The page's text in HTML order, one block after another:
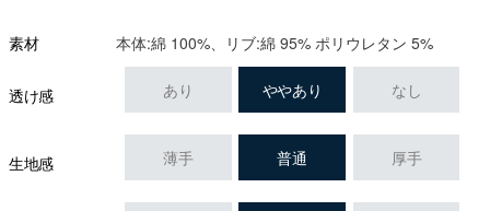
素材 本体:綿 100%、リブ:綿 95% ポリウレタン 5%
透け感 あり ややあり なし
生地感 薄手 普通 厚手